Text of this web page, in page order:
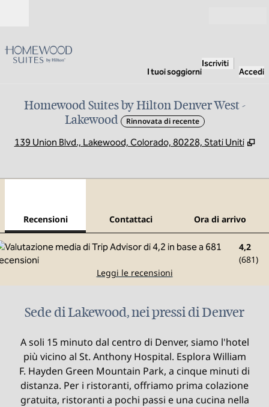
I tuoi soggiorni
Iscriviti
Accedi
Homewood Suites by Hilton Denver West -
Lakewood
Rinnovata di recente
139 Union Blvd., Lakewood, Colorado, 80228, Stati Uniti ,
Recensioni Contattaci Ora di arrivo
4,2
(681)
Leggi le recensioni
Sede di Lakewood, nei pressi di Denver
A soli 15 minuto dal centro di Denver, siamo l'hotel
più vicino al St. Anthony Hospital. Esplora William
F. Hayden Green Mountain Park, a cinque minuti di
distanza. Per i ristoranti, offriamo prima colazione
gratuita, ristoranti a pochi passi e una cucina nella